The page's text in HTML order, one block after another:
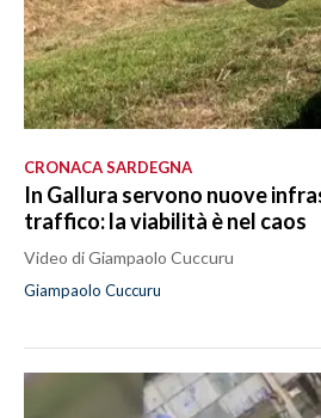
CRONACA SARDEGNA
In Gallura servono nuove
traffico: la viabilità è nel caos
Video di Giampaolo Cuccuru
Giampaolo Cuccuru